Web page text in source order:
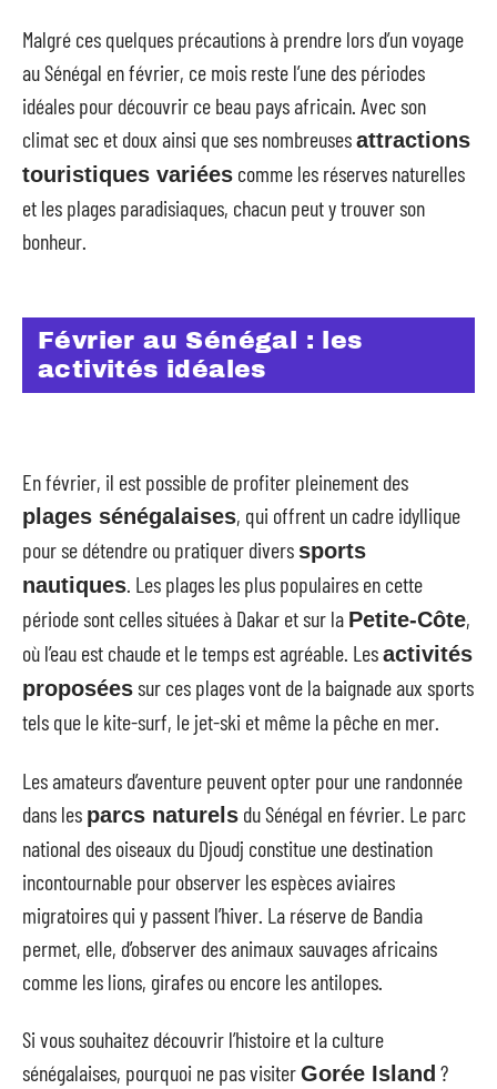
Malgré ces quelques précautions à prendre lors d’un voyage
au Sénégal en février, ce mois reste l’une des périodes
idéales pour découvrir ce beau pays africain. Avec son
climat sec et doux ainsi que ses nombreusesattractions
touristiques variées comme les réserves naturelles
et les plages paradisiaques, chacun peut y trouver son
bonheur.
Février au Sénégal : les
activités idéales
En février, il est possible de profiter pleinement des
plages sénégalaises, qui offrent un cadre idyllique
pour se détendre ou pratiquer divers sports
nautiques. Les plages les plus populaires en cette
période sont celles situées à Dakar et sur la Petite-Côte,
où l’eau est chaude et le temps est agréable. Lesactivités
proposéessur ces plages vont de la baignade aux sports
tels que le kite-surf, le jet-ski et même la pêche en mer.
Les amateurs d’aventure peuvent opter pour une randonnée
dans les parcs naturels du Sénégal en février. Le parc
national des oiseaux du Djoudj constitue une destination
incontournable pour observer les espèces aviaires
migratoires qui y passent l’hiver. La réserve de Bandia
permet, elle, d’observer des animaux sauvages africains
comme les lions, girafes ou encore les antilopes.
Si vous souhaitez découvrir l’histoire et la culture
sénégalaises, pourquoi ne pas visiterGorée Island ?